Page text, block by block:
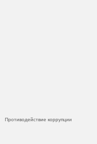
Противодействие коррупции